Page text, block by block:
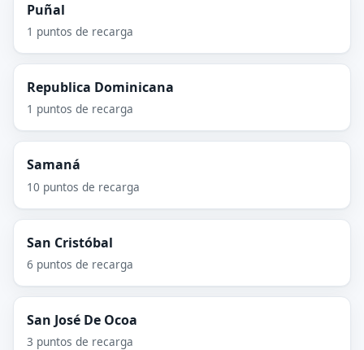
Puñal
1 puntos de recarga
Republica Dominicana
1 puntos de recarga
Samaná
10 puntos de recarga
San Cristóbal
6 puntos de recarga
San José De Ocoa
3 puntos de recarga